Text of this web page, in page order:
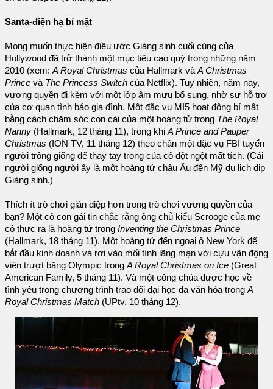
Santa-điện hạ bí mật
Mong muốn thực hiện điều ước Giáng sinh cuối cùng của
Hollywood đã trở thành một mục tiêu cao quý trong những năm
2010 (xem: A Royal Christmas của Hallmark và A Christmas
Prince và The Princess Switch của Netflix). Tuy nhiên, năm nay,
vương quyền đi kèm với một lớp âm mưu bổ sung, nhờ sự hỗ trợ
của cơ quan tình báo gia đình. Một đặc vụ MI5 hoạt động bí mật
bằng cách chăm sóc con cái của một hoàng tử trong The Royal
Nanny (Hallmark, 12 tháng 11), trong khi A Prince and Pauper
Christmas (ION TV, 11 tháng 12) theo chân một đặc vụ FBI tuyển
người trông giống để thay tay trong của cô đột ngột mất tích. (Cái
người giống người ấy là một hoàng tử châu Âu đến Mỹ du lịch dịp
Giáng sinh.)
Thích ít trò chơi gián điệp hơn trong trò chơi vương quyền của
bạn? Một cô con gái tin chắc rằng ông chủ kiểu Scrooge của mẹ
cô thực ra là hoàng tử trong Inventing the Christmas Prince
(Hallmark, 18 tháng 11). Một hoàng tử đến ngoại ô New York để
bắt đầu kinh doanh và rơi vào mối tình lãng mạn với cựu vận động
viên trượt băng Olympic trong A Royal Christmas on Ice (Great
American Family, 5 tháng 11). Và một công chúa được học về
tình yêu trong chương trình trao đổi đại học đa văn hóa trong A
Royal Christmas Match (UPtv, 10 tháng 12).